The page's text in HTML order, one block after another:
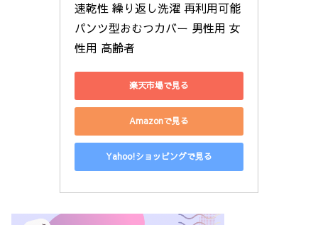
速乾性 繰り返し洗濯 再利用可能
パンツ型おむつカバー 男性用 女
性用 高齢者
楽天市場で見る
Amazonで見る
Yahoo!ショッピングで見る